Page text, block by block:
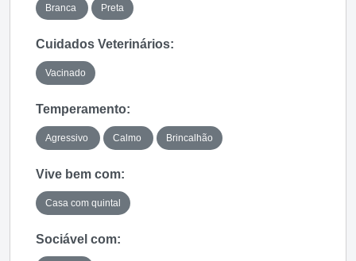
Branca Preta
Cuidados Veterinários:
Vacinado
Temperamento:
Agressivo Calmo Brincalhão
Vive bem com:
Casa com quintal
Sociável com: